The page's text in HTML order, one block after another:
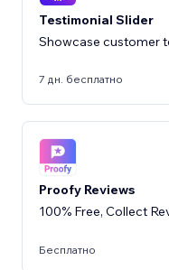
Testimonial Slider
Showcase customer
7 дн. бесплатно
Proofy Reviews
100% Free, Collect
Бесплатно